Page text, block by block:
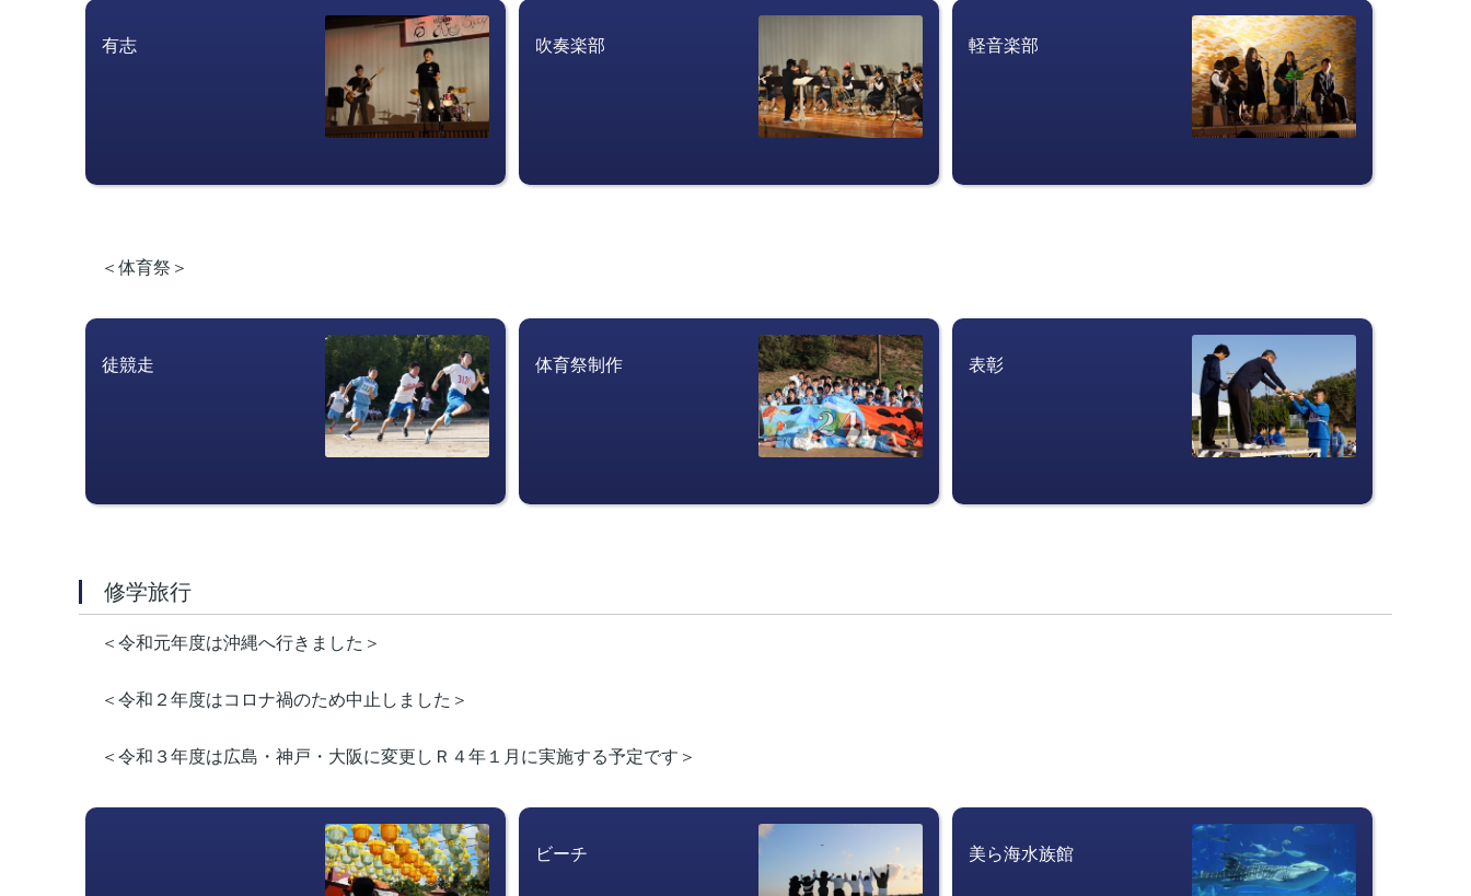
有志 吹奏楽部 軽音楽部
＜体育祭＞
徒競走 体育祭制作 表彰
修学旅行
＜令和元年度は沖縄へ行きました＞
＜令和２年度はコロナ禍のため中止しました＞
＜令和３年度は広島・神戸・大阪に変更しＲ４年１月に実施する予定です＞
ビーチ 美ら海水族館